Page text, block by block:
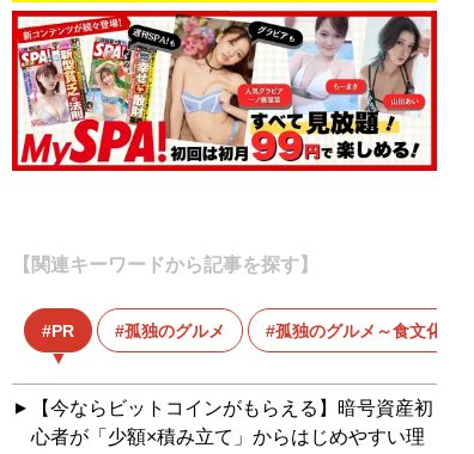
【関連キーワードから記事を探す】
PR 孤独のグルメ 孤独のグルメ～食文化応援
【今ならビットコインがもらえる】暗号資産初
心者が「少額×積み立て」からはじめやすい理